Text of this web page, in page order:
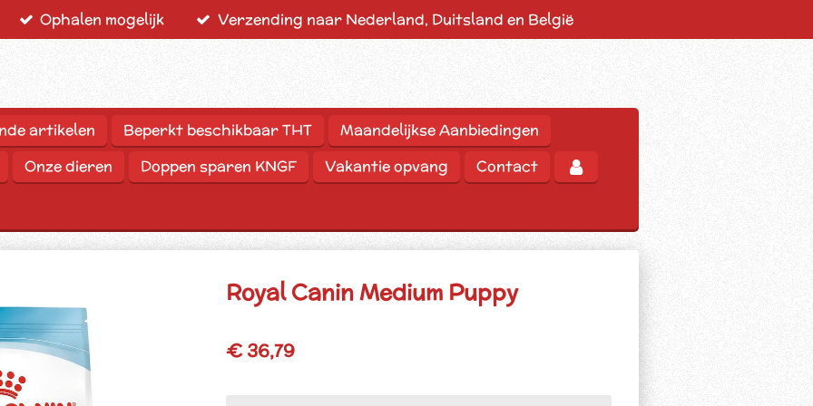
Ophalen mogelijk Verzending naar Nederland, Duitsland en België
artikelen Beperkt beschikbaar THT
Maandelijkse Aanbiedingen
Onze dieren Doppen sparen KNGF Vakantie opvang Contact
Royal Canin Medium Puppy
€ 36,79